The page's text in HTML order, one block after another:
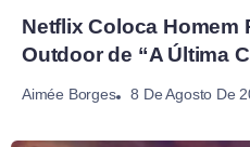
Netflix Coloca Homem
Outdoor de “A Última
Aimée Borges 8 De Agosto De